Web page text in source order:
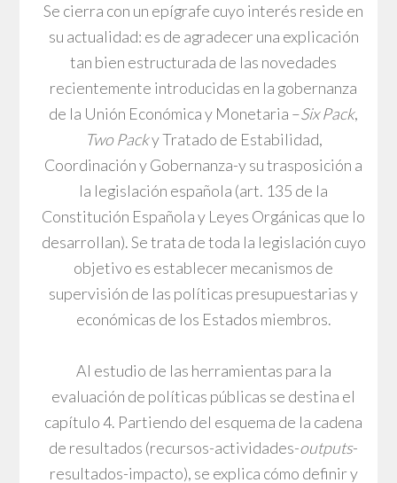
Se cierra con un epígrafe cuyo interés reside en
su actualidad: es de agradecer una explicación
tan bien estructurada de las novedades
recientemente introducidas en la gobernanza
de la Unión Económica y Monetaria –Six Pack,
Two Packy Tratado de Estabilidad,
Coordinación y Gobernanza-y su trasposición a
la legislación española (art. 135 de la
Constitución Española y Leyes Orgánicas que lo
desarrollan). Se trata de toda la legislación cuyo
objetivo es establecer mecanismos de
supervisión de las políticas presupuestarias y
económicas de los Estados miembros.
Al estudio de las herramientas para la
evaluación de políticas públicas se destina el
capítulo 4. Partiendo del esquema de la cadena
de resultados (recursos-actividades-outputs-
resultados-impacto), se explica cómo definir y